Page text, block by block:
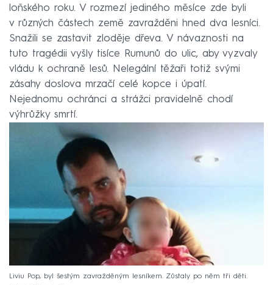
loňského roku. V rozmezí jediného měsíce zde byli
v různých částech země zavražděni hned dva lesníci.
Snažili se zastavit zloděje dřeva. V návaznosti na
tuto tragédii vyšly tisíce Rumunů do ulic, aby vyzvaly
vládu k ochraně lesů. Nelegální těžaři totiž svými
zásahy doslova mrzačí celé kopce i úpatí.
Nejednomu ochránci a strážci pravidelně chodí
výhrůžky smrtí.
Liviu Pop, byl šestým zavražděným lesníkem. Zůstaly po něm tři děti.